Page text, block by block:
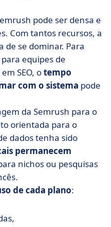
pode ser densa e
Com tantos recursos, a
de se dominar. Para
equipes de
SEO, otempo
com o sistema pode
da Semrush para o
orientada para o
dados tenha sido
permanecem
nichos ou pesquisas
de cada plano: